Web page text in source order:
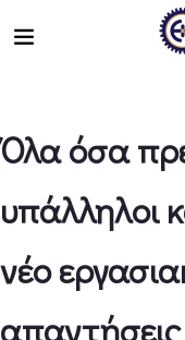
Όλα όσα
υπάλληλοι
νέο
απαντήσεις